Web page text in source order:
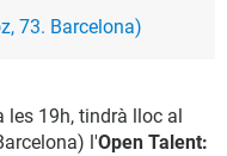
73. Barcelona)
les 19h, tindrà lloc al
l'Open Talent: